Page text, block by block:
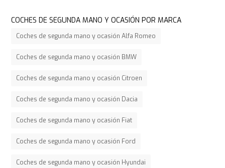
COCHES DE SEGUNDA MANO Y OCASIÓN POR MARCA
Coches de segunda mano y ocasión Alfa Romeo
Coches de segunda mano y ocasión BMW
Coches de segunda mano y ocasión Citroen
Coches de segunda mano y ocasión Dacia
Coches de segunda mano y ocasión Fiat
Coches de segunda mano y ocasión Ford
Coches de segunda mano y ocasión Hyundai